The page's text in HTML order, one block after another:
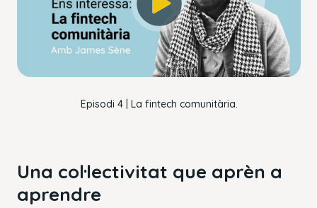
Episodi 4 | La fintech comunitària.
player_6263360315001
OK
Una col·lectivitat que aprèn a
aprendre